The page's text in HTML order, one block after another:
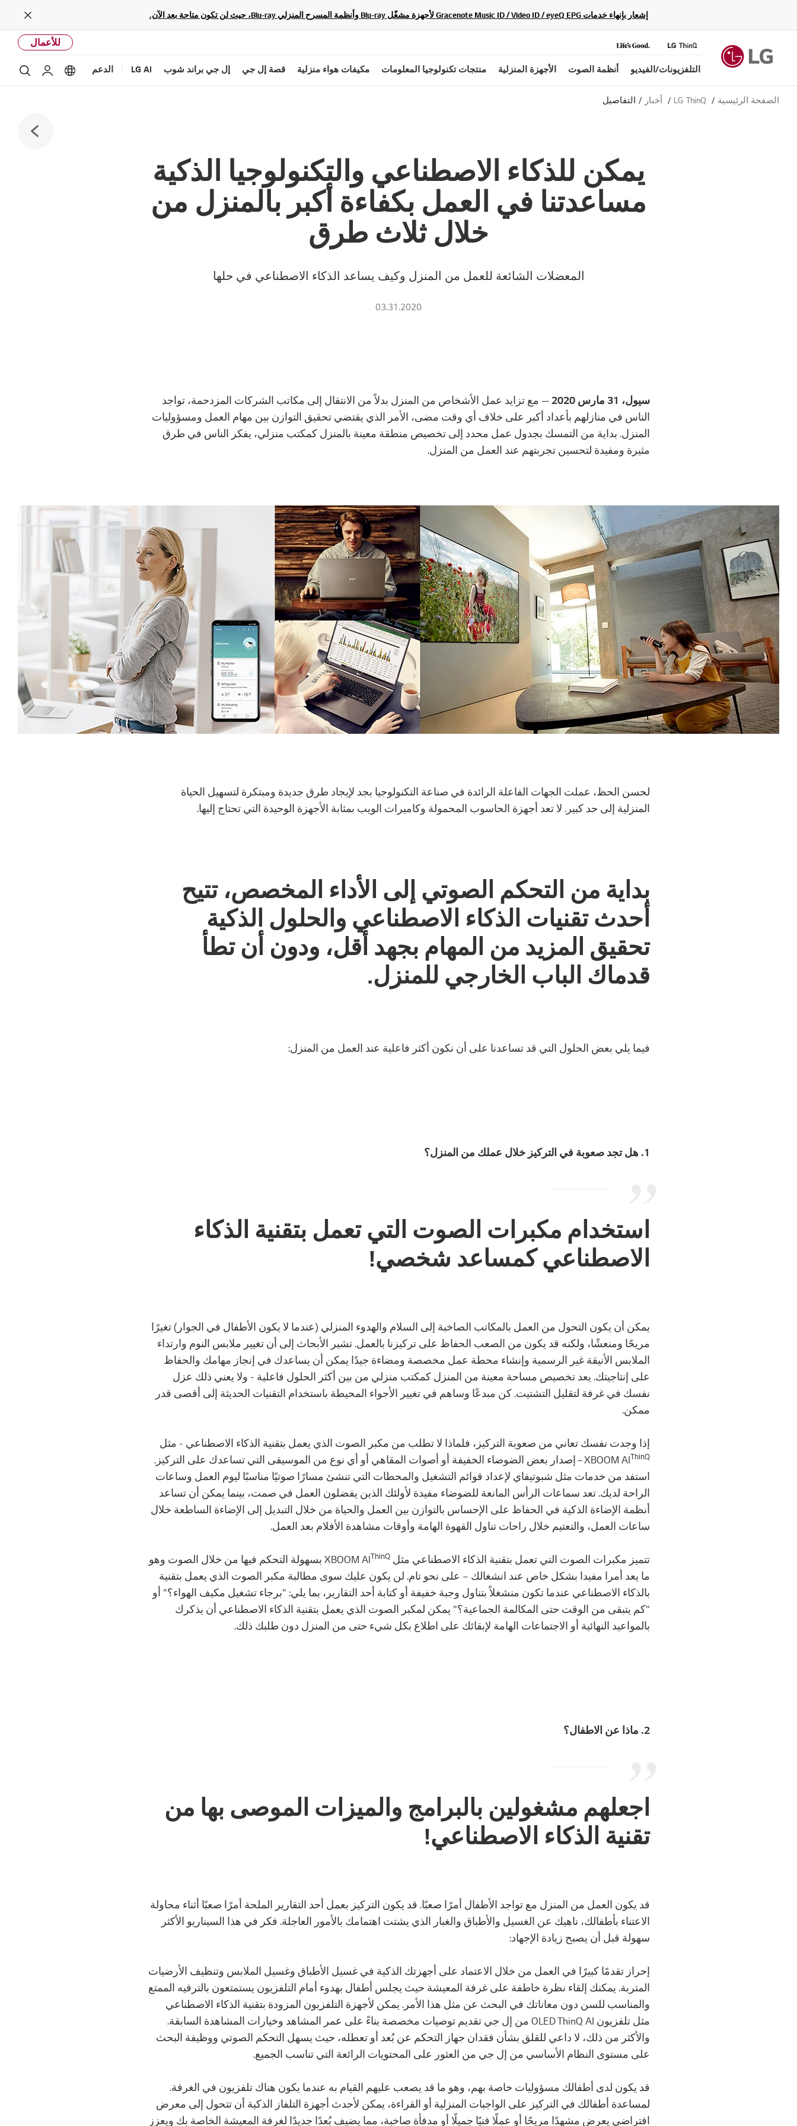
إشعار بإنهاء خدمات Gracenote Music ID / Video ID / eyeQ EPG لأجهزة مشغّل Blu-ray وأنظمة المسرح المنزلي Blu-ray، حيث لن تكون متاحة بعد الآن.
Close
للأعمال
التلفزيونات/الفيديو أنظمة الصوت الأجهزة المنزلية منتجات تكنولوجيا المعلومات مكيفات هواء منزلية قصة إل جي إل جي براند شوب LG AI الدعم optionsحساب
الصفحة الرئيسية LG ThinQ أخبار التفاصيل
يمكن للذكاء الاصطناعي والتكنولوجيا الذكية
مساعدتنا في العمل بكفاءة أكبر بالمنزل من
خلال ثلاث طرق
المعضلات الشائعة للعمل من المنزل وكيف يساعد الذكاء الاصطناعي في حلها
03.31.2020
سيول، 31 مارس 2020
— مع تزايد عمل الأشخاص من المنزل بدلاً من الانتقال إلى مكاتب الشركات المزدحمة، تواجد
الناس في منازلهم بأعداد أكبر على خلاف أي وقت مضى، الأمر الذي يقتضي تحقيق التوازن بين مهام العمل ومسؤوليات
المنزل. بداية من التمسك بجدول عمل محدد إلى تخصيص منطقة معينة بالمنزل كمكتب منزلي، يفكر الناس في طرق
مثيرة ومفيدة لتحسين تجربتهم عند العمل من المنزل.
لحسن الحظ، عملت الجهات الفاعلة الرائدة في صناعة التكنولوجيا بجد لإيجاد طرق جديدة ومبتكرة لتسهيل الحياة
المنزلية إلى حد كبير. لا تعد أجهزة الحاسوب المحمولة وكاميرات الويب بمثابة الأجهزة الوحيدة التي تحتاج إليها.
بداية من التحكم الصوتي إلى الأداء المخصص، تتيح
أحدث تقنيات الذكاء الاصطناعي والحلول الذكية
تحقيق المزيد من المهام بجهد أقل، ودون أن تطأ
قدماك الباب الخارجي للمنزل.
فيما يلي بعض الحلول التي قد تساعدنا على أن نكون أكثر فاعلية عند العمل من المنزل:
1. هل تجد صعوبة في التركيز خلال عملك من المنزل؟
استخدام مكبرات الصوت التي تعمل بتقنية الذكاء
الاصطناعي كمساعد شخصي!
يمكن أن يكون التحول من العمل بالمكاتب الصاخبة إلى السلام والهدوء المنزلي (عندما لا يكون الأطفال في الجوار) تغيرًا
مريحًا ومنعشًا، ولكنه قد يكون من الصعب الحفاظ على تركيزنا بالعمل. تشير الأبحاث إلى أن تغيير ملابس النوم وارتداء
الملابس الأنيقة غير الرسمية وإنشاء محطة عمل مخصصة ومضاءة جيدًا يمكن أن يساعدك في إنجاز مهامك والحفاظ
على إنتاجيتك. يعد تخصيص مساحة معينة من المنزل كمكتب منزلي من بين أكثر الحلول فاعلية - ولا يعني ذلك عزل
نفسك في غرفة لتقليل التشتيت. كن مبدعًا وساهم في تغيير الأجواء المحيطة باستخدام التقنيات الحديثة إلى أقصى قدر
ممكن.
إذا وجدت نفسك تعاني من صعوبة التركيز، فلماذا لا تطلب من مكبر الصوت الذي يعمل بتقنية الذكاء الاصطناعي - مثل
XBOOM AIThinQ
– إصدار بعض الضوضاء الخفيفة أو أصوات المقاهي أو أي نوع من الموسيقى التي تساعدك على التركيز.
استفد من خدمات مثل شبوتيفاي لإعداد قوائم التشغيل والمحطات التي تنشئ مسارًا صوتيًا مناسبًا ليوم العمل وساعات
الراحة لديك. تعد سماعات الرأس المانعة للضوضاء مفيدة لأولئك الذين يفضلون العمل في صمت، بينما يمكن أن تساعد
أنظمة الإضاءة الذكية في الحفاظ على الإحساس بالتوازن بين العمل والحياة من خلال التبديل إلى الإضاءة الساطعة خلال
ساعات العمل، والتعتيم خلال راحات تناول القهوة الهامة وأوقات مشاهدة الأفلام بعد العمل.
تتميز مكبرات الصوت التي تعمل بتقنية الذكاء الاصطناعي مثل XBOOM AI ThinQ
بسهولة التحكم فيها من خلال الصوت وهو
ما يعد أمرا مفيدا بشكل خاص عند انشغالك – على نحو تام. لن يكون عليك سوى مطالبة مكبر الصوت الذي يعمل بتقنية
بالذكاء الاصطناعي عندما تكون منشغلاً بتناول وجبة خفيفة أو كتابة أحد التقارير، بما يلي: "برجاء تشغيل مكيف الهواء؟" أو
"كم يتبقى من الوقت حتى المكالمة الجماعية؟" يمكن لمكبر الصوت الذي يعمل بتقنية الذكاء الاصطناعي أن يذكرك
بالمواعيد النهائية أو الاجتماعات الهامة لإبقائك على اطلاع بكل شيء حتى من المنزل دون طلبك ذلك.
2. ماذا عن الاطفال؟
اجعلهم مشغولين بالبرامج والميزات الموصى بها من
تقنية الذكاء الاصطناعي!
قد يكون العمل من المنزل مع تواجد الأطفال أمرًا صعبًا. قد يكون التركيز بعمل أحد التقارير الملحة أمرًا صعبًا أثناء محاولة
الاعتناء بأطفالك، ناهيك عن الغسيل والأطباق والغبار الذي يشتت اهتمامك بالأمور العاجلة. فكر في هذا السيناريو الأكثر
سهولة قبل أن يصبح زيادة الإجهاد:
إحراز تقدمًا كبيرًا في العمل من خلال الاعتماد على أجهزتك الذكية في غسيل الأطباق وغسيل الملابس وتنظيف الأرضيات
المتربة. يمكنك إلقاء نظرة خاطفة على غرفة المعيشة حيث يجلس أطفال بهدوء أمام التلفزيون يستمتعون بالترفيه الممتع
والمناسب للسن دون معاناتك في البحث عن مثل هذا الأمر. يمكن لأجهزة التلفزيون المزودة بتقنية الذكاء الاصطناعي
مثل تلفزيون OLED ThinQ AI من إل جي تقديم توصيات مخصصة بناءً على عمر المشاهد وخيارات المشاهدة السابقة.
والأكثر من ذلك، لا داعي للقلق بشأن فقدان جهاز التحكم عن بُعد أو تعطله، حيث يسهل التحكم الصوتي ووظيفة البحث
على مستوى النظام الأساسي من إل جي من العثور على المحتويات الرائعة التي تناسب الجميع.
قد يكون لدى أطفالك مسؤوليات خاصة بهم، وهو ما قد يصعب عليهم القيام به عندما يكون هناك تلفزيون في الغرفة.
لمساعدة أطفالك في التركيز على الواجبات المنزلية أو القراءة، يمكن لأحدث أجهزة التلفاز الذكية أن تتحول إلى معرض
افتراضي يعرض مشهدًا مريحًا أو عملًا فنيًا جميلًا أو مدفأة صاخبة، مما يضيف بُعدًا جديدًا لغرفة المعيشة الخاصة بك ويعزز